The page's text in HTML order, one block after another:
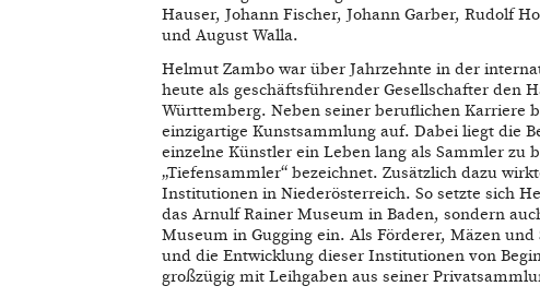
Hauser, Johann Fischer, Johann Garber, Rudolf
und August Walla.
Helmut Zambo war über Jahrzehnte in der
heute als geschäftsführender Gesellschafter den
Württemberg. Neben seiner beruflichen Karriere
einzigartige Kunstsammlung auf. Dabei liegt die
einzelne Künstler ein Leben lang als Sammler zu
„Tiefensammler“ bezeichnet. Zusätzlich dazu
Institutionen in Niederösterreich. So setzte sich
das Arnulf Rainer Museum in Baden, sondern
Museum in Gugging ein. Als Förderer, Mäzen
und die Entwicklung dieser Institutionen von
großzügig mit Leihgaben aus seiner